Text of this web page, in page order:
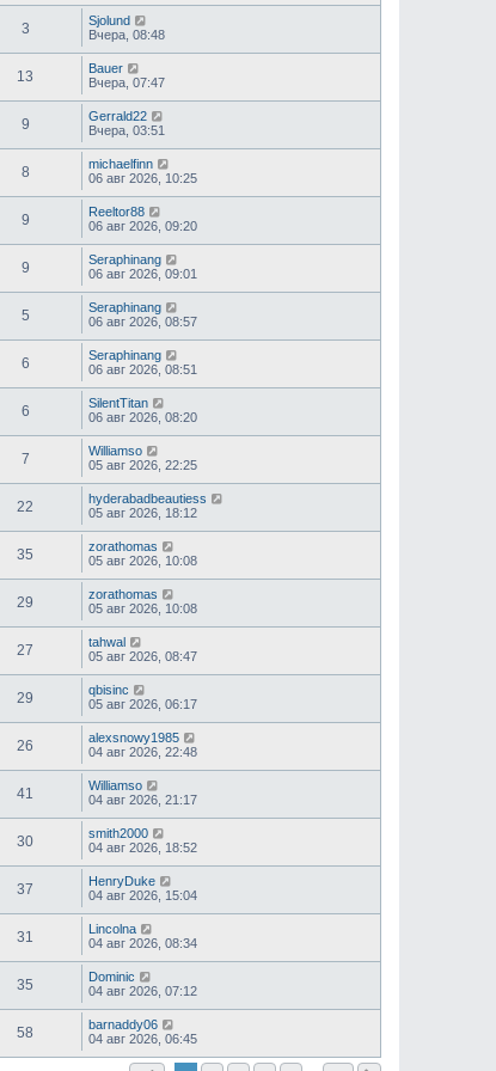
3
Sjolund
Вчера, 08:48
13
Bauer
Вчера, 07:47
9
Gerrald22
Вчера, 03:51
8
michaelfinn
06 авг 2026, 10:25
9
Reeltor88
06 авг 2026, 09:20
9
Seraphinang
06 авг 2026, 09:01
5
Seraphinang
06 авг 2026, 08:57
6
Seraphinang
06 авг 2026, 08:51
6
SilentTitan
06 авг 2026, 08:20
7
Williamso
05 авг 2026, 22:25
22
hyderabadbeautiess
05 авг 2026, 18:12
35
zorathomas
05 авг 2026, 10:08
29
zorathomas
05 авг 2026, 10:08
27
tahwal
05 авг 2026, 08:47
29
qbisinc
05 авг 2026, 06:17
26
alexsnowy1985
04 авг 2026, 22:48
41
Williamso
04 авг 2026, 21:17
30
smith2000
04 авг 2026, 18:52
37
HenryDuke
04 авг 2026, 15:04
31
Lincolna
04 авг 2026, 08:34
35
Dominic
04 авг 2026, 07:12
58
barnaddy06
04 авг 2026, 06:45